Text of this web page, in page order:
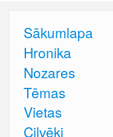
Sākumlapa
Hronika
Nozares
Tēmas
Vietas
Cilvēki